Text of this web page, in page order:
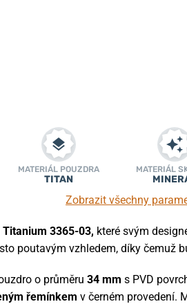
MATERIÁL POUZDRA
TITAN
MATERIÁL
Zobrazit všechny
Titanium 3365-03, které svým
poutavým vzhledem, díky čemuž
o průměru 34 mm s PVD
řemínkem v černém provedení.